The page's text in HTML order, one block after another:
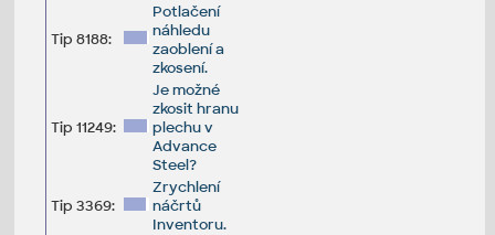
Tip 8188:
Potlačení
náhledu
zaoblení a
zkosení.
Tip 11249:
Je možné
zkosit hranu
plechu v
Advance
Steel?
Tip 3369:
Zrychlení
náčrtů
Inventoru.